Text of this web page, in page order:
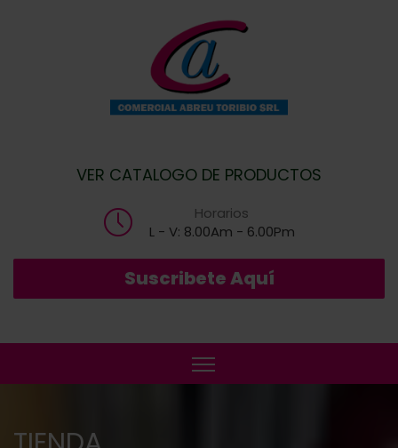
VER CATALOGO DE PRODUCTOS
Horarios
L - V: 8.00Am - 6.00Pm
Suscribete Aquí